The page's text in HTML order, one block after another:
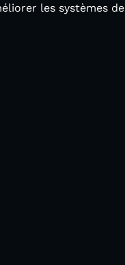
les systèmes de